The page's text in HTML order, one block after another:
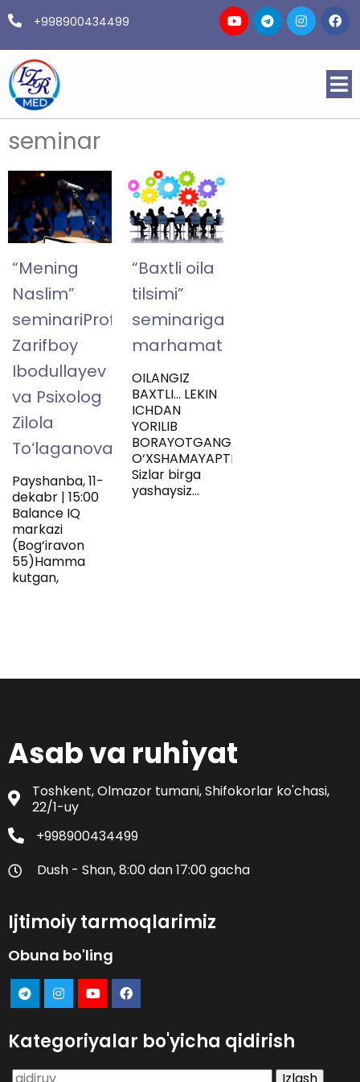
+998900434499
seminar
“Mening
Naslim”
seminariProfessor
Zarifboy
Ibodullayev
va Psixolog
Zilola
To‘laganova
Payshanba, 11-
dekabr | 15:00
Balance IQ
markazi
(Bog‘iravon
55)Hamma
kutgan,
“Baxtli oila
tilsimi”
seminariga
marhamat
OILANGIZ
BAXTLI… LEKIN
ICHDAN
YORILIB
BORAYOTGANGA
O‘XSHAMAYAPTIMI?
Sizlar birga
yashaysiz…
Asab va ruhiyat
Toshkent, Olmazor tumani, Shifokorlar ko'chasi,
22/1-uy
+998900434499
Dush - Shan, 8:00 dan 17:00 gacha
Ijtimoiy tarmoqlarimiz
Obuna bo'ling
Kategoriyalar bo'yicha qidirish
Qidirshish: